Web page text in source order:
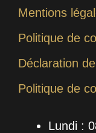
Mentions
Politique de
Déclaration
Politique de
Lundi :